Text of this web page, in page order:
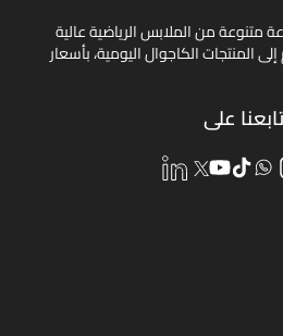
متنوعة من الملابس الرياضية عالية
المنتجات الكاجوال اليومية، بأسعار
تابعنا على